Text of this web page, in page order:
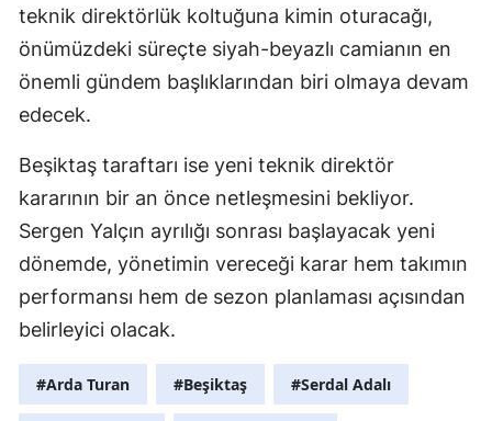
teknik direktörlük koltuğuna kimin oturacağı,
önümüzdeki süreçte siyah-beyazlı camianın en
önemli gündem başlıklarından biri olmaya devam
edecek.
Beşiktaş taraftarı ise yeni teknik direktör
kararının bir an önce netleşmesini bekliyor.
Sergen Yalçın ayrılığı sonrası başlayacak yeni
dönemde, yönetimin vereceği karar hem takımın
performansı hem de sezon planlaması açısından
belirleyici olacak.
#Arda Turan #Beşiktaş #Serdal Adalı